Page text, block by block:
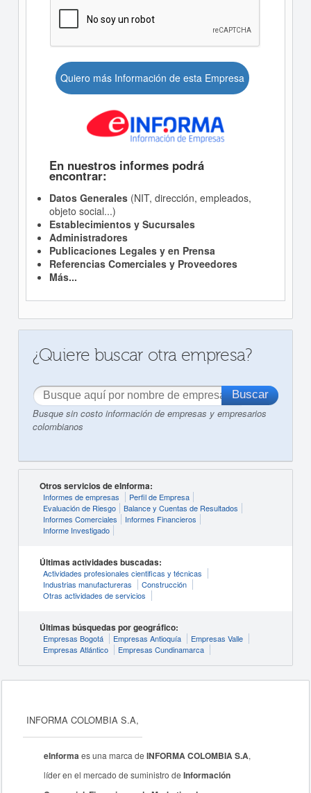
Quiero más Información de esta Empresa
En nuestros informes podrá
encontrar:
Datos Generales(NIT, dirección, empleados,
objeto social...)
Establecimientos y Sucursales
Administradores
Publicaciones Legales y en Prensa
Referencias Comerciales y Proveedores
Más...
¿Quiere buscar otra empresa?
Busque sin costo información de empresas y empresarios
colombianos
Otros servicios de eInforma:
Informes de empresas
Perfil de Empresa
Evaluación de Riesgo
Balance y Cuentas de Resultados
Informes Comerciales
Informes Financieros
Informe Investigado
Últimas actividades buscadas:
Actividades profesionales cientificas y técnicas
Industrias manufactureras
Construcción
Otras actividades de servicios
Últimas búsquedas por geográfico:
Empresas Bogotá Empresas Antioquía
Empresas Valle
Empresas Atlántico
Empresas Cundinamarca
INFORMA COLOMBIA S.A,
eInformaes una marca deINFORMA COLOMBIA S.A,
líder en el mercado de suministro deInformación